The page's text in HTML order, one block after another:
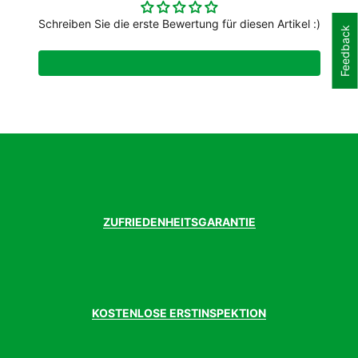
Schreiben Sie die erste Bewertung für diesen Artikel :)
ZUFRIEDENHEITSGARANTIE
KOSTENLOSE ERSTINSPEKTION
Feedback